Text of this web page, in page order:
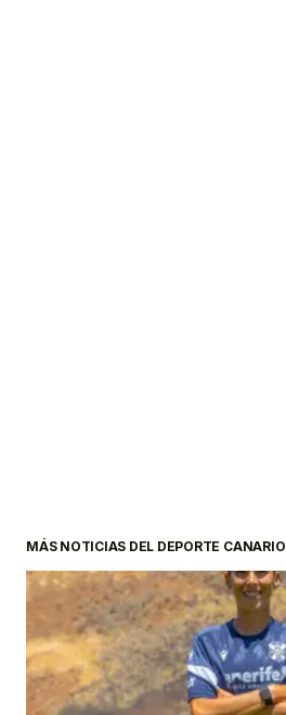
MÁS NOTICIAS DEL DEPORTE CANARIO